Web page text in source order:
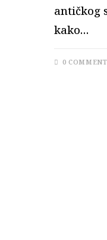
antičkog
kako…
0